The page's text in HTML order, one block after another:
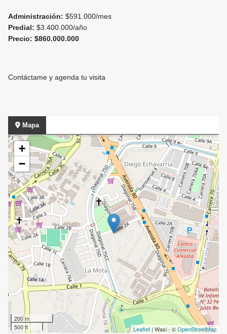
Administración: $591.000/mes
Predial: $3.400.000/año
Precio: $860.000.000
Contáctame y agenda tu visita
Mapa
+
−
200 m
500 ft
Leaflet | Wasi - ©OpenStreetMap